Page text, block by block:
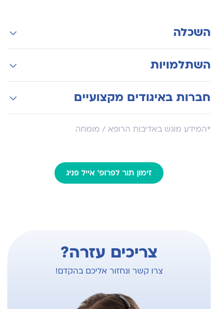
השכלה
השתלמויות
KETERING CANCER CENTER ניו יורק.
חברות באיגודים מקצועיים
*המידע מוגש באדיבות הרופא / מומחה
זימון תור לפרופ' אייל פניג
צריכים עזרה?
צרו קשר ונחזור אליכם בהקדם!